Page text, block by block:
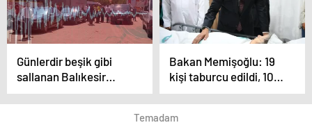
Günlerdir beşik gibi
sallanan Balıkesir
Sındırgı’da bir deprem
daha
Bakan Memişoğlu: 19
kişi taburcu edildi, 10
yaralının tedavisi
sürüyor
Temadam